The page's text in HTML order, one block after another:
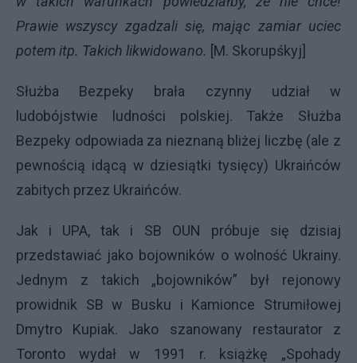
Prawie wszyscy zgadzali się, mając zamiar uciec
potem itp. Takich likwidowano. [M. Skorupśkyj]
Służba Bezpeky brała czynny udział w
ludobójstwie ludności polskiej. Także Służba
Bezpeky odpowiada za nieznaną bliżej liczbę (ale z
pewnością idącą w dziesiątki tysięcy) Ukraińców
zabitych przez Ukraińców.
Jak i UPA, tak i SB OUN próbuje się dzisiaj
przedstawiać jako bojowników o wolność Ukrainy.
Jednym z takich „bojowników” był rejonowy
prowidnik SB w Busku i Kamionce Strumiłowej
Dmytro Kupiak. Jako szanowany restaurator z
Toronto wydał w 1991 r. książkę „Spohady